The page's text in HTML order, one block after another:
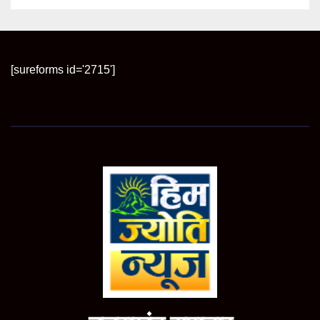
[sureforms id='2715']